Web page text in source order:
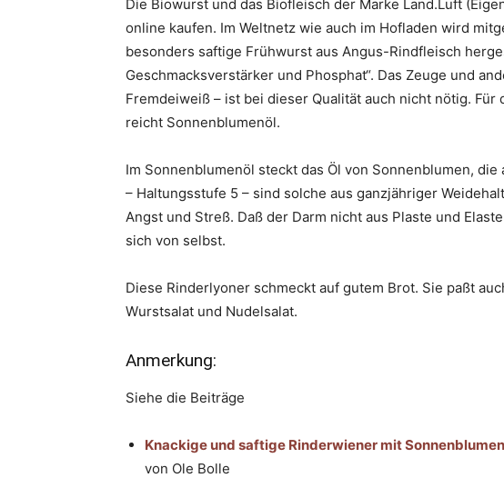
Die Biowurst und das Biofleisch der Marke Land.Luft
online kaufen. Im Weltnetz wie auch im Hofladen wird
besonders saftige Frühwurst aus Angus-Rindfleisch
Geschmacksverstärker und Phosphat“. Das Zeuge und
Fremdeiweiß – ist bei dieser Qualität auch nicht nötig.
reicht Sonnenblumenöl.
Im Sonnenblumenöl steckt das Öl von Sonnenblumen,
– Haltungsstufe 5 – sind solche aus ganzjähriger
Angst und Streß. Daß der Darm nicht aus Plaste und
sich von selbst.
Diese Rinderlyoner schmeckt auf gutem Brot. Sie paßt
Wurstsalat und Nudelsalat.
Anmerkung:
Siehe die Beiträge
Knackige und saftige Rinderwiener mit
von Ole Bolle